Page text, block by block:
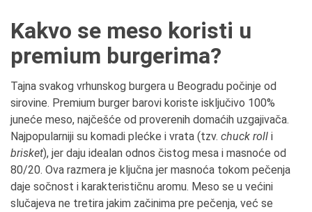
Kakvo se meso koristi u
premium burgerima?
Tajna svakog vrhunskog burgera u Beogradu počinje od
sirovine. Premium burger barovi koriste isključivo 100%
juneće meso, najčešće od proverenih domaćih uzgajivača.
Najpopularniji su komadi plećke i vrata (tzv. chuck roll i
brisket), jer daju idealan odnos čistog mesa i masnoće od
80/20. Ova razmera je ključna jer masnoća tokom pečenja
daje sočnost i karakterističnu aromu. Meso se u većini
slučajeva ne tretira jakim začinima pre pečenja, već se